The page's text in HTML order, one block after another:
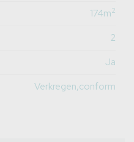
174m2
2
Ja
Verkregen,conform